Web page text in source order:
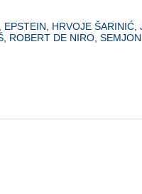
EPSTEIN HRVOJE ŠARINIĆ
ROBERT DE NIRO